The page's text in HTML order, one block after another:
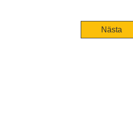
TidigareNästa